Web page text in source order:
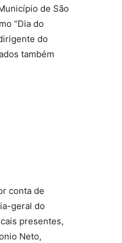
de São
“Dia do
do
também
conta de
geral do
presentes,
Neto,